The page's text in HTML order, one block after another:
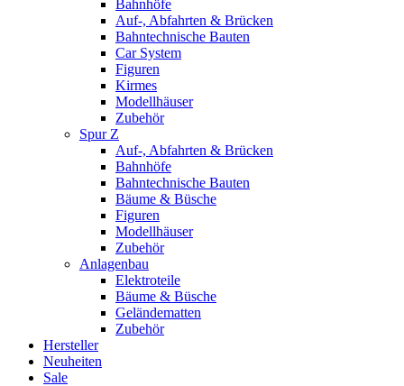
Bahnhöfe
Auf-, Abfahrten & Brücken
Bahntechnische Bauten
Car System
Figuren
Kirmes
Modellhäuser
Zubehör
Spur Z
Auf-, Abfahrten & Brücken
Bahnhöfe
Bahntechnische Bauten
Bäume & Büsche
Figuren
Modellhäuser
Zubehör
Anlagenbau
Elektroteile
Bäume & Büsche
Geländematten
Zubehör
Hersteller
Neuheiten
Sale